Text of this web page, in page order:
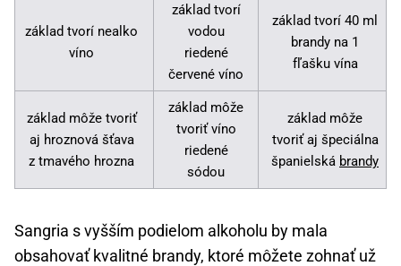
základ tvorí nealko
víno
základ tvorí
vodou
riedené
červené víno
základ tvorí 40 ml
brandy na 1
fľašku vína
základ môže tvoriť
aj hroznová šťava
z tmavého hrozna
základ môže
tvoriť víno
riedené
sódou
základ môže
tvoriť aj špeciálna
španielská brandy
Sangria s vyšším podielom alkoholu by mala
obsahovať kvalitné brandy, ktoré môžete zohnať už